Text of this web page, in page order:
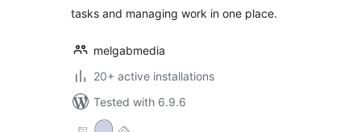
tasks and managing work in one place.
melgabmedia
20+ active installations
Tested with 6.9.6